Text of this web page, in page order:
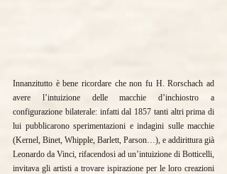
Innanzitutto è bene ricordare che non fu H. Rorschach ad
avere l’intuizione delle macchie d’inchiostro a
configurazione bilaterale: infatti dal 1857 tanti altri prima di
lui pubblicarono sperimentazioni e indagini sulle macchie
(Kernel, Binet, Whipple, Barlett, Parson…), e addirittura già
Leonardo da Vinci, rifacendosi ad un’intuizione di Botticelli,
invitava gli artisti a trovare ispirazione per le loro creazioni